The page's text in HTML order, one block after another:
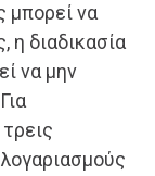
να
η διαδικασία
να μην